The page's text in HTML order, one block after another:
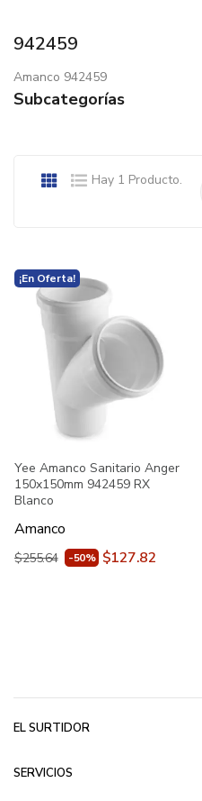
942459
Amanco 942459
Subcategorías
Hay 1 Producto.
¡En Oferta!
Yee Amanco Sanitario Anger
150x150mm 942459 RX
Blanco
Amanco
$255.64 -50% $127.82
EL SURTIDOR
SERVICIOS